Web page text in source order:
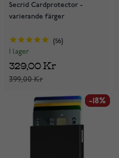
Secrid Cardprotector -
varierande färger
56
I lager
399,00 Kr
329,00 Kr
-18%
-18%